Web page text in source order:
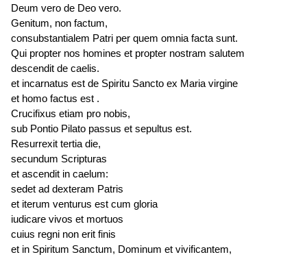
Deum vero de Deo vero.
Genitum, non factum,
consubstantialem Patri per quem omnia facta sunt.
Qui propter nos homines et propter nostram salutem
descendit de caelis.
et incarnatus est de Spiritu Sancto ex Maria virgine
et homo factus est .
Crucifixus etiam pro nobis,
sub Pontio Pilato passus et sepultus est.
Resurrexit tertia die,
secundum Scripturas
et ascendit in caelum:
sedet ad dexteram Patris
et iterum venturus est cum gloria
iudicare vivos et mortuos
cuius regni non erit finis
et in Spiritum Sanctum, Dominum et vivificantem,